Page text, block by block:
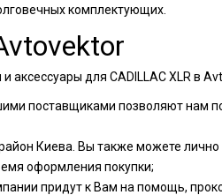
комплектующих.
аксессуары для CADILLAC XLR в
поставщиками позволяют нам
Киева. Вы также можете лично
оформления покупки;
придут к Вам на помощь,